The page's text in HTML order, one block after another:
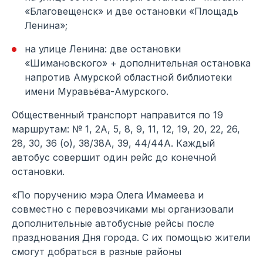
«Благовещенск» и две остановки «Площадь
Ленина»;
на улице Ленина: две остановки
«Шимановского» + дополнительная остановка
напротив Амурской областной библиотеки
имени Муравьёва-Амурского.
Общественный транспорт направится по 19
маршрутам: № 1, 2А, 5, 8, 9, 11, 12, 19, 20, 22, 26,
28, 30, 36 (о), 38/38А, 39, 44/44А. Каждый
автобус совершит один рейс до конечной
остановки.
«По поручению мэра Олега Имамеева и
совместно с перевозчиками мы организовали
дополнительные автобусные рейсы после
празднования Дня города. С их помощью жители
смогут добраться в разные районы